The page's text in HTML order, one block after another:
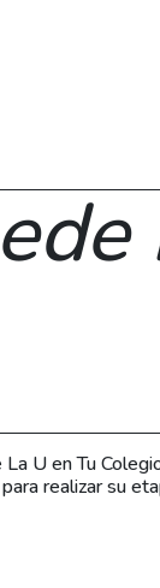
U en Tu
realizar su